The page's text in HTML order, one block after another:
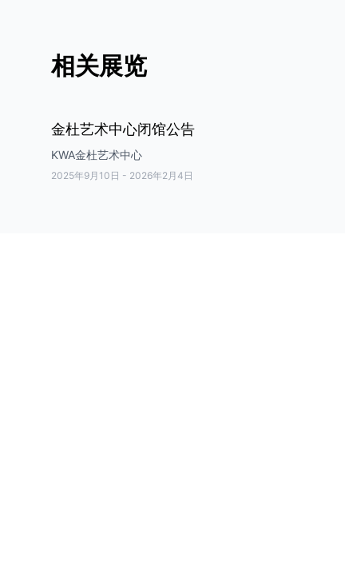
相关展览
金杜艺术中心闭馆公告
KWA金杜艺术中心
2025年9月10日 - 2026年2月4日